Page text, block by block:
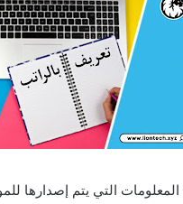
التي يتم إصدارها